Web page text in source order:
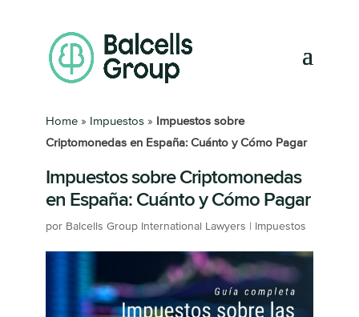
Home» Impuestos»
Impuestos sobre
Criptomonedas en España: Cuánto y Cómo Pagar
Impuestos sobre Criptomonedas
en España: Cuánto y Cómo Pagar
por Balcells Group International Lawyers Impuestos